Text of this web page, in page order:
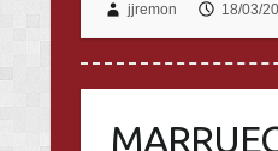
jjremon 18/03/